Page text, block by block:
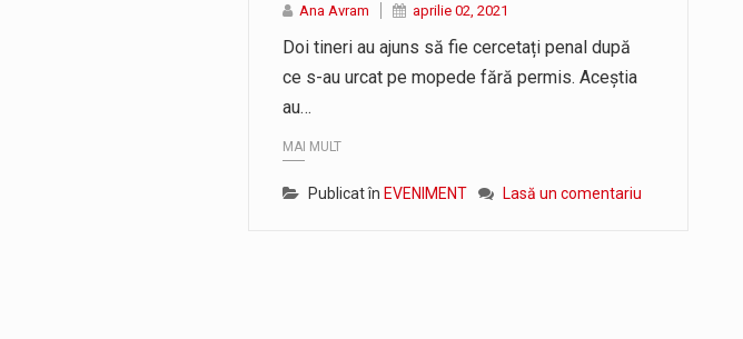
Ana Avram aprilie 02, 2021
Doi tineri au ajuns să fie cercetați penal după
ce s-au urcat pe mopede fără permis. Aceștia
au…
MAI MULT
Publicat în EVENIMENT Lasă un comentariu